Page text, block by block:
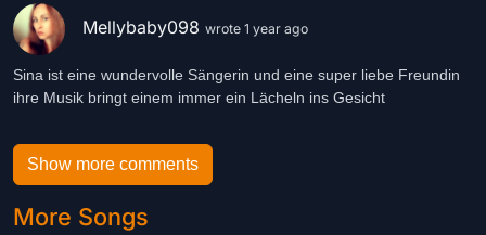
Mellybaby098 wrote 1 year ago
Sina ist eine wundervolle Sängerin und eine super liebe Freundin
ihre Musik bringt einem immer ein Lächeln ins Gesicht
Show more comments
More Songs